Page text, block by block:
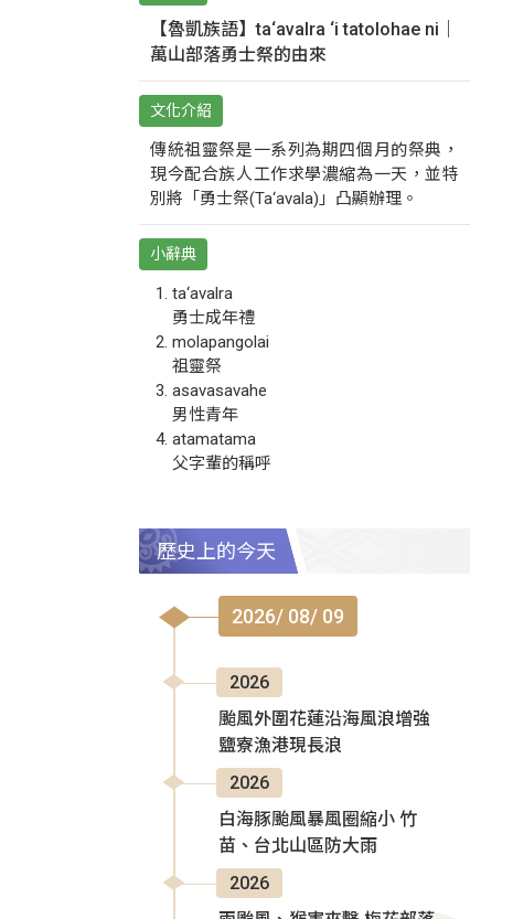
【魯凱族語】ta‘avalra ‘i tatolohae ni｜
萬山部落勇士祭的由來
文化介紹
傳統祖靈祭是一系列為期四個月的祭典，
現今配合族人工作求學濃縮為一天，並特
別將「勇士祭(Ta‘avala)」凸顯辦理。
小辭典
ta‘avalra
勇士成年禮
molapangolai
祖靈祭
asavasavahe
男性青年
atamatama
父字輩的稱呼
歷史上的今天
2026/ 08/ 09
2026
颱風外圍花蓮沿海風浪增強
鹽寮漁港現長浪
2026
白海豚颱風暴風圈縮小 竹
苗、台北山區防大雨
2026